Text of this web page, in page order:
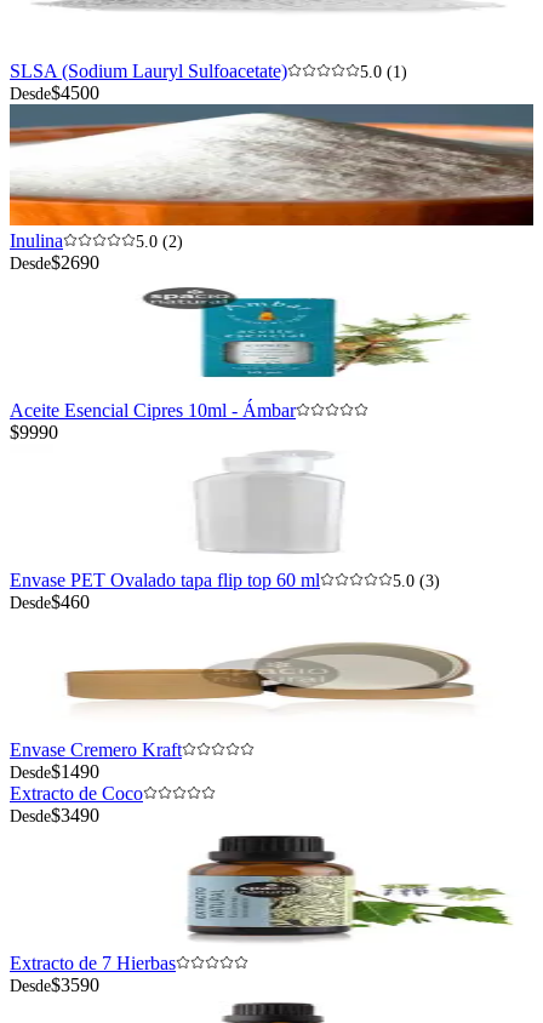
SLSA (Sodium Lauryl Sulfoacetate)
5.0 (1)
Desde$4500
Inulina
5.0 (2)
Desde$2690
Aceite Esencial Cipres 10ml - Ámbar
$9990
Envase PET Ovalado tapa flip top 60 ml
5.0 (3)
Desde$460
Envase Cremero Kraft
Desde$1490
Extracto de Coco
Desde$3490
Extracto de 7 Hierbas
Desde$3590